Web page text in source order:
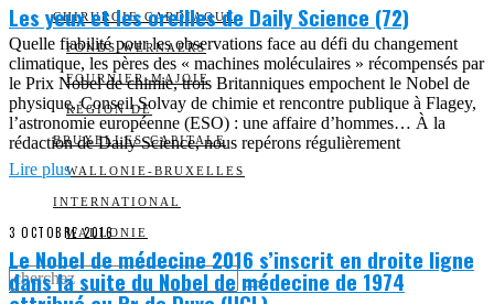
CHIRURGIE CARDIAQUE
FONDS WERNAERS
FOURNIER-MAJOIE
RÉGION DE
BRUXELLES-CAPITALE
WALLONIE-BRUXELLES
INTERNATIONAL
WALLONIE
Les yeux et les oreilles de Daily Science (72)
Quelle fiabilité pour les observations face au défi du changement
climatique, les pères des « machines moléculaires » récompensés par
le Prix Nobel de chimie, trois Britanniques empochent le Nobel de
physique, Conseil Solvay de chimie et rencontre publique à Flagey,
l’astronomie européenne (ESO) : une affaire d’hommes… À la
rédaction de Daily Science, nous repérons régulièrement
Lire plus
3 OCTOBRE 2016
Le Nobel de médecine 2016 s’inscrit en droite ligne
dans la suite du Nobel de médecine de 1974